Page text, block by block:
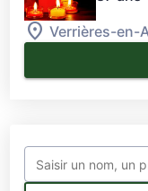
Verrières-en-